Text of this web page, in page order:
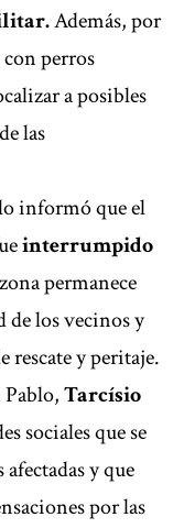
Además, por
perros
a posibles
las
informó que el
interrumpido
permanece
de los vecinos y
rescate y peritaje.
Pablo,Tarcísio
sociales que se
y que
por las